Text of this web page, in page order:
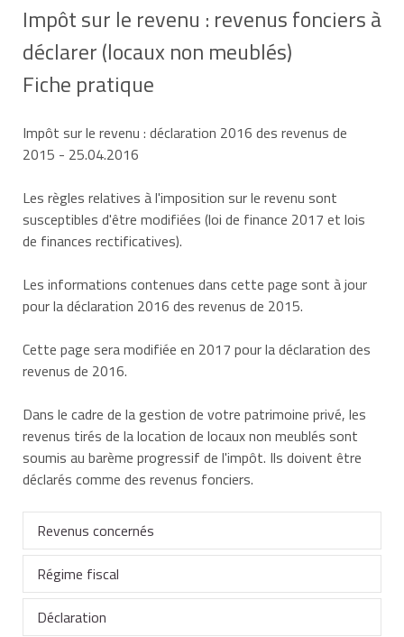
Impôt sur le revenu : revenus fonciers à
déclarer (locaux non meublés)
Fiche pratique
Impôt sur le revenu : déclaration 2016 des revenus de
2015 - 25.04.2016
Les règles relatives à l'imposition sur le revenu sont
susceptibles d'être modifiées (loi de finance 2017 et lois
de finances rectificatives).
Les informations contenues dans cette page sont à jour
pour la déclaration 2016 des revenus de 2015.
Cette page sera modifiée en 2017 pour la déclaration des
revenus de 2016.
Dans le cadre de la gestion de votre patrimoine privé, les
revenus tirés de la location de locaux non meublés sont
soumis au barème progressif de l'impôt. Ils doivent être
déclarés comme des revenus fonciers.
Revenus concernés
Vous devez déclarer les revenus tirés de la location
des locaux non meublés qui font partie de votre
Régime fiscal
Déclaration